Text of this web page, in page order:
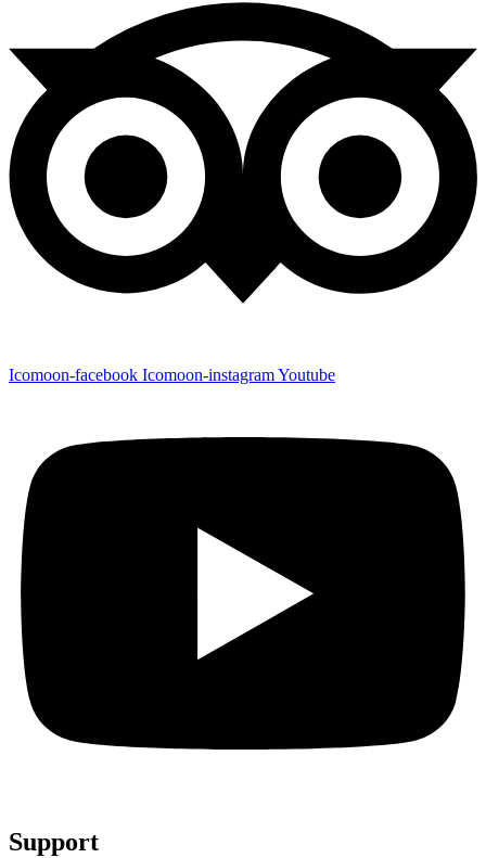
Icomoon-facebook Icomoon-instagramYoutube
Support